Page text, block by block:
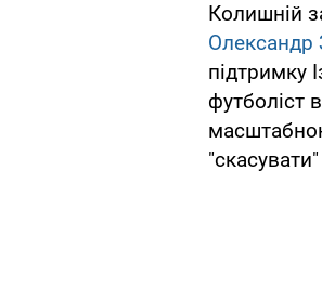
Колишній
Олександр
підтримку
футболіст